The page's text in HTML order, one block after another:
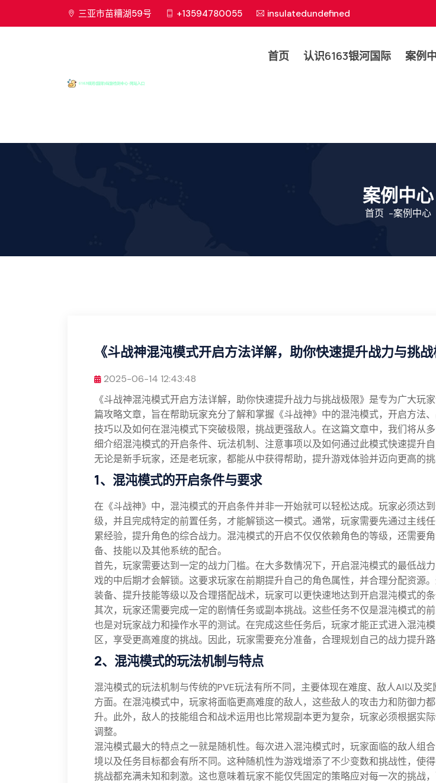
三亚市苗糟湖59号 +13594780055 insulatedundefined
首页 认识6163银河国际 案例
案例中心
首页 -案例中心
《斗战神混沌模式开启方法详解，助你快速提升战力与挑战
2025-06-14 12:43:48
《斗战神混沌模式开启方法详解，助你快速提升战力与挑战极限》是专为广大玩
篇攻略文章，旨在帮助玩家充分了解和掌握《斗战神》中的混沌模式，开启方法
技巧以及如何在混沌模式下突破极限，挑战更强敌人。在这篇文章中，我们将从
细介绍混沌模式的开启条件、玩法机制、注意事项以及如何通过此模式快速提升自
无论是新手玩家，还是老玩家，都能从中获得帮助，提升游戏体验并迈向更高的挑
1、混沌模式的开启条件与要求
在《斗战神》中，混沌模式的开启条件并非一开始就可以轻松达成。玩家必须达
级，并且完成特定的前置任务，才能解锁这一模式。通常，玩家需要先通过主线
累经验，提升角色的综合战力。混沌模式的开启不仅仅依赖角色的等级，还需要
备、技能以及其他系统的配合。
首先，玩家需要达到一定的战力门槛。在大多数情况下，开启混沌模式的最低战
戏的中后期才会解锁。这要求玩家在前期提升自己的角色属性，并合理分配资源
装备、提升技能等级以及合理搭配战术，玩家可以更快速地达到开启混沌模式的条
其次，玩家还需要完成一定的剧情任务或副本挑战。这些任务不仅是混沌模式的前
也是对玩家战力和操作水平的测试。在完成这些任务后，玩家才能正式进入混沌
区，享受更高难度的挑战。因此，玩家需要充分准备，合理规划自己的战力提升路
2、混沌模式的玩法机制与特点
混沌模式的玩法机制与传统的PVE玩法有所不同，主要体现在难度、敌人AI以及奖
方面。在混沌模式中，玩家将面临更高难度的敌人，这些敌人的攻击力和防御力
升。此外，敌人的技能组合和战术运用也比常规副本更为复杂，玩家必须根据实
调整。
混沌模式最大的特点之一就是随机性。每次进入混沌模式时，玩家面临的敌人组
境以及任务目标都会有所不同。这种随机性为游戏增添了不少变数和挑战性，使
挑战都充满未知和刺激。这也意味着玩家不能仅凭固定的策略应对每一次的挑战